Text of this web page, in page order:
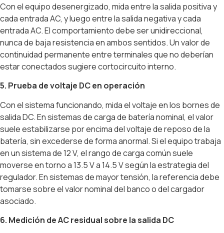
Con el equipo desenergizado, mida entre la salida positiva y
cada entrada AC, y luego entre la salida negativa y cada
entrada AC. El comportamiento debe ser unidireccional,
nunca de baja resistencia en ambos sentidos. Un valor de
continuidad permanente entre terminales que no deberían
estar conectados sugiere cortocircuito interno.
5. Prueba de voltaje DC en operación
Con el sistema funcionando, mida el voltaje en los bornes de
salida DC. En sistemas de carga de batería nominal, el valor
suele estabilizarse por encima del voltaje de reposo de la
batería, sin excederse de forma anormal. Si el equipo trabaja
en un sistema de 12 V, el rango de carga común suele
moverse en torno a 13.5 V a 14.5 V según la estrategia del
regulador. En sistemas de mayor tensión, la referencia debe
tomarse sobre el valor nominal del banco o del cargador
asociado.
6. Medición de AC residual sobre la salida DC